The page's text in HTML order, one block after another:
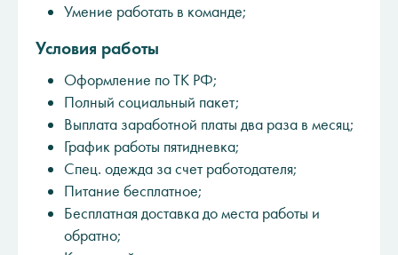
Умение работать в команде;
Условия работы
Оформление по ТК РФ;
Полный социальный пакет;
Выплата заработной платы два раза в месяц;
График работы пятидневка;
Спец. одежда за счет работодателя;
Питание бесплатное;
Бесплатная доставка до места работы и
обратно;